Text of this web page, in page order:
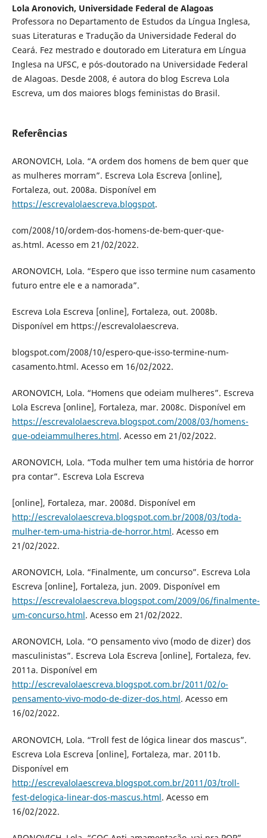
Lola Aronovich, Universidade Federal de Alagoas
Professora no Departamento de Estudos da Língua Inglesa,
suas Literaturas e Tradução da Universidade Federal do
Ceará. Fez mestrado e doutorado em Literatura em Língua
Inglesa na UFSC, e pós-doutorado na Universidade Federal
de Alagoas. Desde 2008, é autora do blog Escreva Lola
Escreva, um dos maiores blogs feministas do Brasil.
Referências
ARONOVICH, Lola. “A ordem dos homens de bem quer que
as mulheres morram”. Escreva Lola Escreva [online],
Fortaleza, out. 2008a. Disponível em
https://escrevalolaescreva.blogspot.
com/2008/10/ordem-dos-homens-de-bem-quer-que-
as.html. Acesso em 21/02/2022.
ARONOVICH, Lola. “Espero que isso termine num casamento
futuro entre ele e a namorada”.
Escreva Lola Escreva [online], Fortaleza, out. 2008b.
Disponível em https://escrevalolaescreva.
blogspot.com/2008/10/espero-que-isso-termine-num-
casamento.html. Acesso em 16/02/2022.
ARONOVICH, Lola. “Homens que odeiam mulheres”. Escreva
Lola Escreva [online], Fortaleza, mar. 2008c. Disponível em
https://escrevalolaescreva.blogspot.com/2008/03/homens-
que-odeiammulheres.html. Acesso em 21/02/2022.
ARONOVICH, Lola. “Toda mulher tem uma história de horror
pra contar”. Escreva Lola Escreva
[online], Fortaleza, mar. 2008d. Disponível em
http://escrevalolaescreva.blogspot.com.br/2008/03/toda-
mulher-tem-uma-histria-de-horror.html. Acesso em
21/02/2022.
ARONOVICH, Lola. “Finalmente, um concurso”. Escreva Lola
Escreva [online], Fortaleza, jun. 2009. Disponível em
https://escrevalolaescreva.blogspot.com/2009/06/finalmente-
um-concurso.html. Acesso em 21/02/2022.
ARONOVICH, Lola. “O pensamento vivo (modo de dizer) dos
masculinistas”. Escreva Lola Escreva [online], Fortaleza, fev.
2011a. Disponível em
http://escrevalolaescreva.blogspot.com.br/2011/02/o-
pensamento-vivo-modo-de-dizer-dos.html. Acesso em
16/02/2022.
ARONOVICH, Lola. “Troll fest de lógica linear dos mascus”.
Escreva Lola Escreva [online], Fortaleza, mar. 2011b.
Disponível em
http://escrevalolaescreva.blogspot.com.br/2011/03/troll-
fest-delogica-linear-dos-mascus.html. Acesso em
16/02/2022.